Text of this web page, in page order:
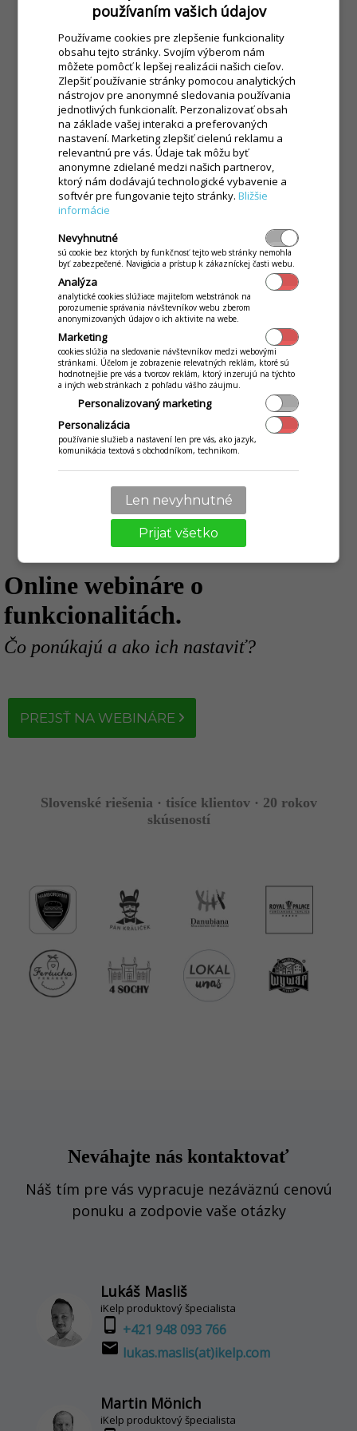
Dokonalý zamestnanec za zlomok bežnej obsluhy.
Zákazník si objedná aj zaplatí sám.
ZISTIŤ VIAC
Systém pre fastfood
Systém objednávky, prípravy a výdaju jedál, s
praktickými displejmi pre zákazníkov i kuchyňu.
ZISTIŤ VIAC
Online webináre o
funkcionalitách.
Čo ponúkajú a ako ich nastaviť?
PREJSŤ NA WEBINÁRE
Slovenské riešenia · tisíce klientov · 20 rokov
skúseností
Neváhajte nás kontaktovať
Náš tím pre vás vypracuje nezáväznú cenovú
ponuku a zodpovie vaše otázky
Lukáš Masliš
iKelp produktový špecialista
phone_android +421 948 093 766
email lukas.maslis(at)ikelp.com
Martin Mönich
iKelp produktový špecialista
používaním vašich údajov
Používame cookies pre zlepšenie funkcionality
obsahu tejto stránky. Svojím výberom nám
môžete pomôcť k lepšej realizácii našich cieľov.
Zlepšiť používanie stránky pomocou analytických
nástrojov pre anonymné sledovania používania
jednotlivých funkcionalít. Perzonalizovať obsah
na základe vašej interakci a preferovaných
nastavení. Marketing zlepšiť cielenú reklamu a
relevantnú pre vás. Údaje tak môžu byť
anonymne zdielané medzi našich partnerov,
ktorý nám dodávajú technologické vybavenie a
softvér pre fungovanie tejto stránky.Bližšie
informácie
Nevyhnutné
sú cookie bez ktorých by funkčnosť tejto web stránky nemohla
byť zabezpečené. Navigácia a prístup k zákazníckej časti webu.
Analýza
analytické cookies slúžiace majiteľom webstránok na
porozumenie správania návštevníkov webu zberom
anonymizovaných údajov o ich aktivite na webe.
Marketing
cookies slúžia na sledovanie návštevníkov medzi webovými
stránkami. Účelom je zobrazenie relevatných reklám, ktoré sú
hodnotnejšie pre vás a tvorcov reklám, ktorý inzerujú na týchto
a iných web stránkach z pohľadu vášho záujmu.
Personalizovaný marketing
Personalizácia
používanie služieb a nastavení len pre vás, ako jazyk,
komunikácia textová s obchodníkom, technikom.
Len nevyhnutné
Prijať všetko